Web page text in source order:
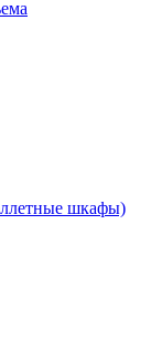
шкафы)